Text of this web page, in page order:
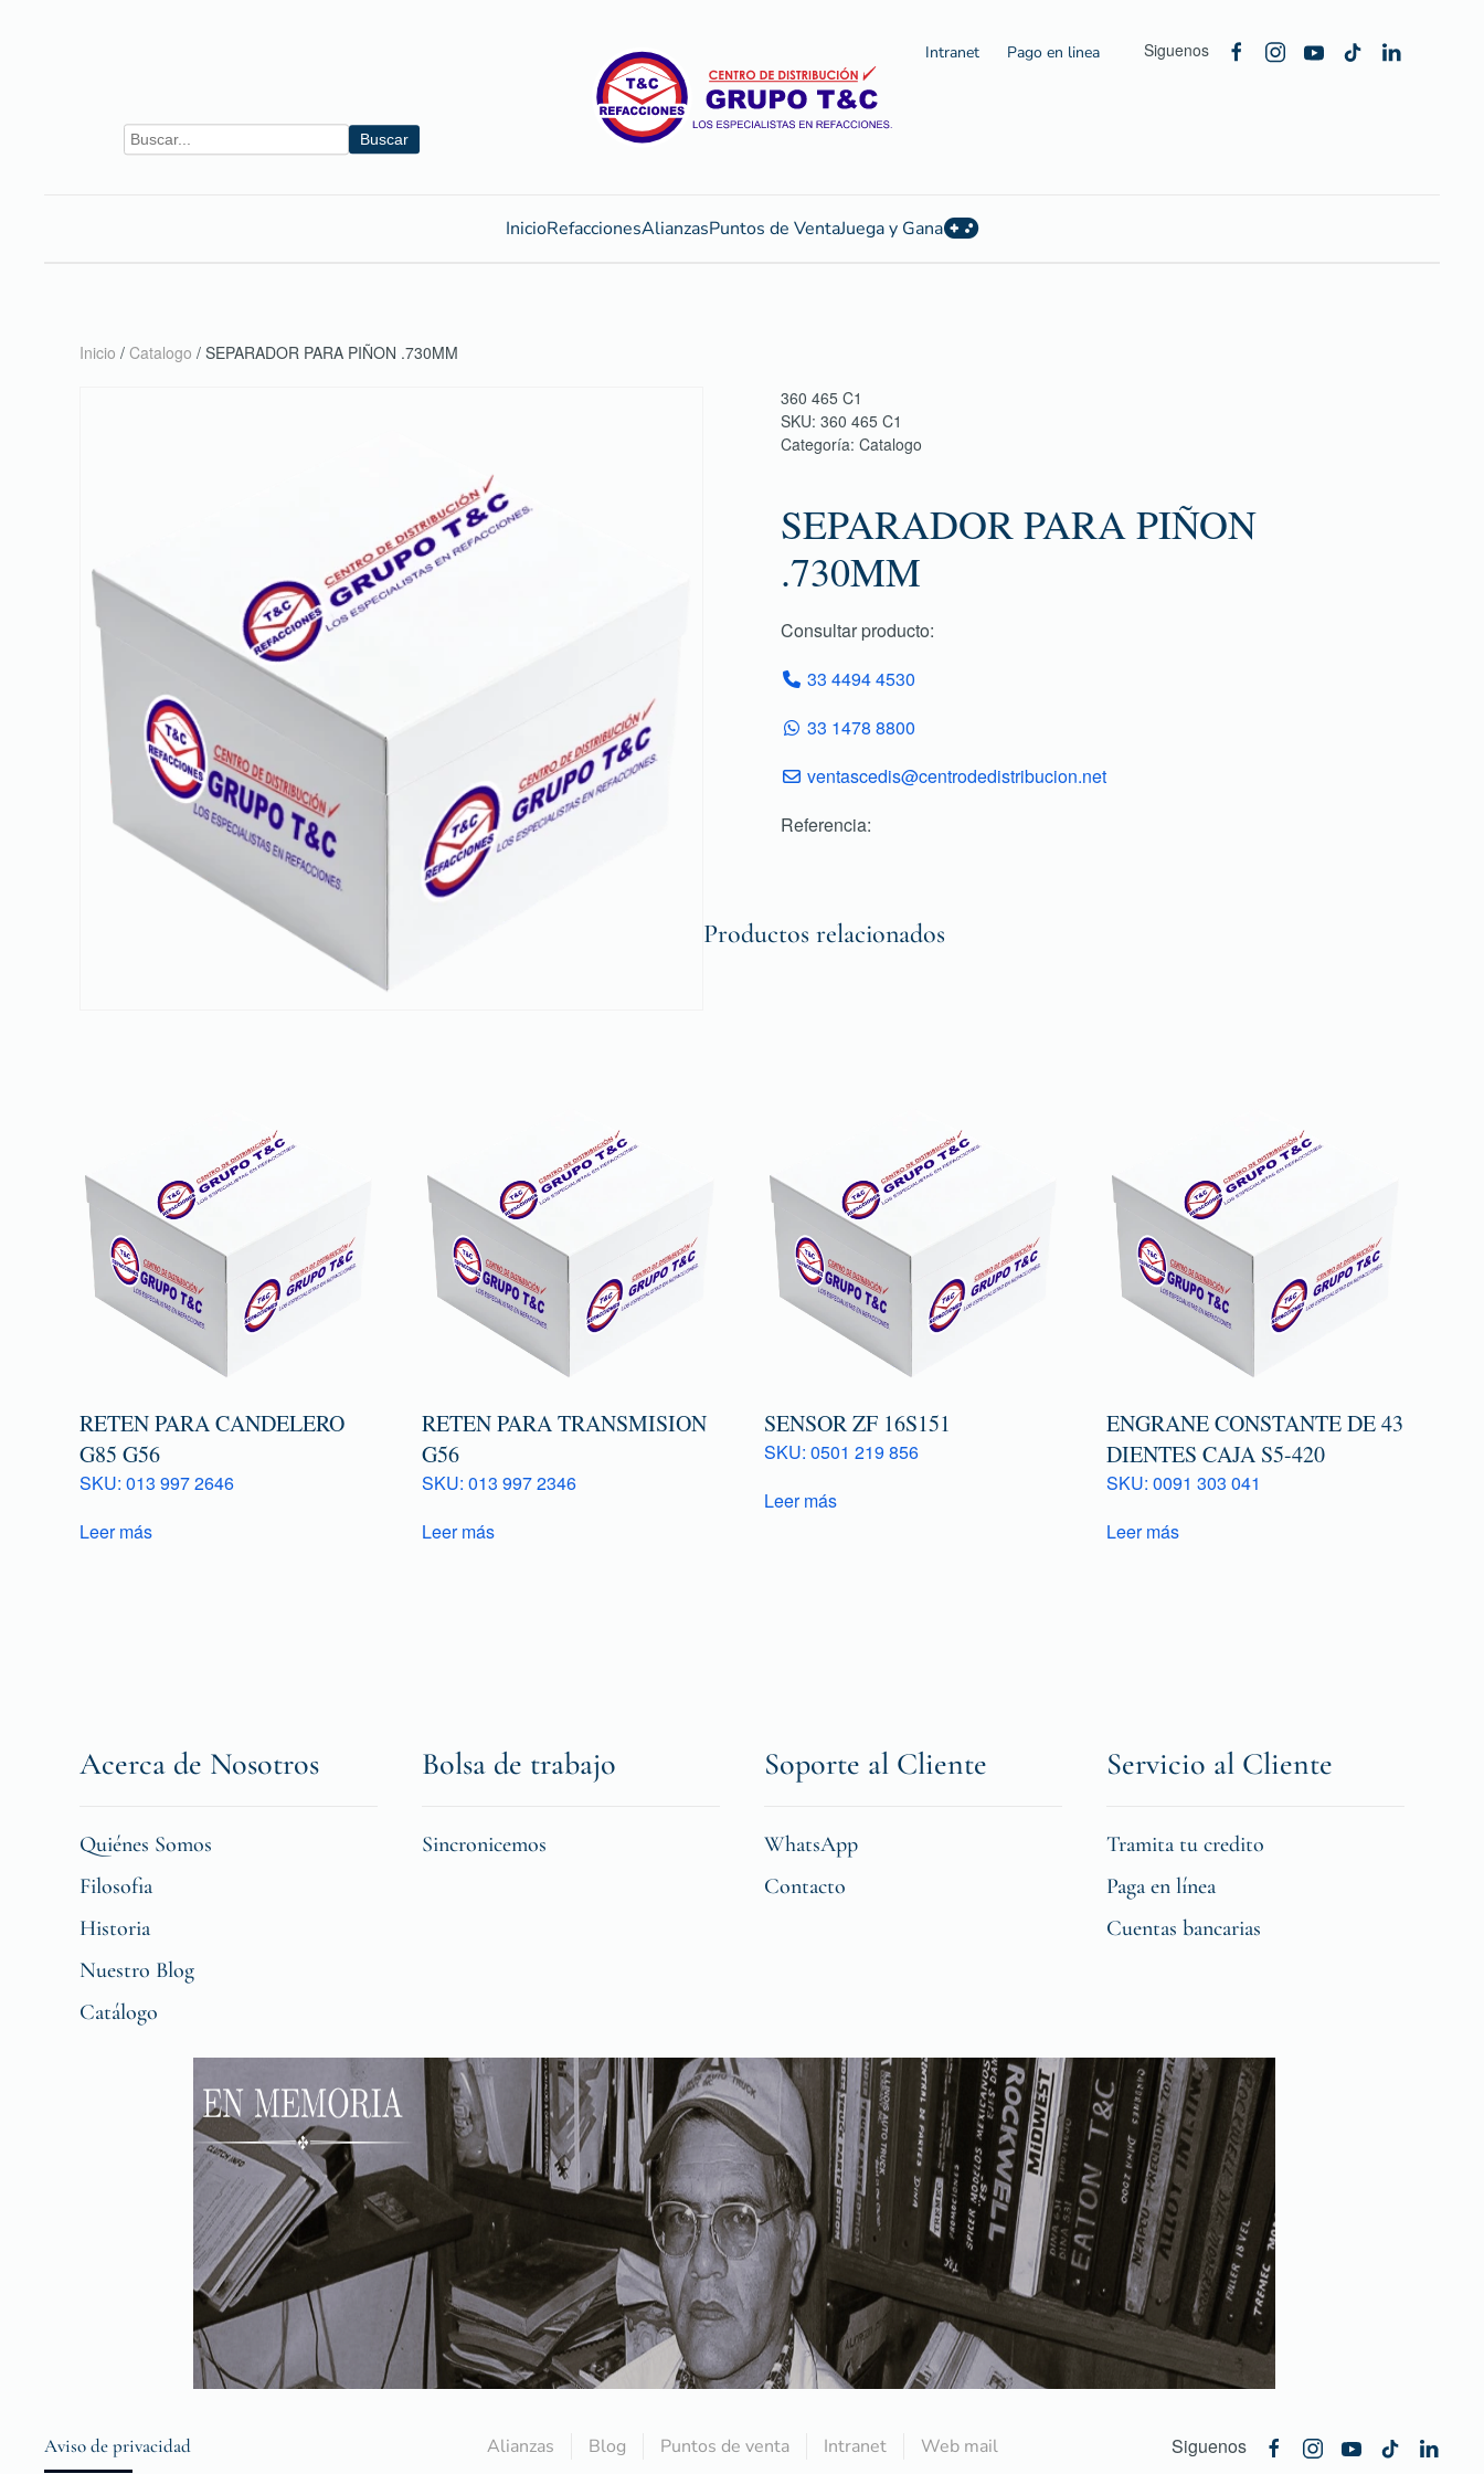
Buscar
Intranet Pago en linea Siguenos
InicioRefaccionesAlianzasPuntos de VentaJuega y Gana
Inicio / Catalogo / SEPARADOR PARA PIÑON .730MM
360 465 C1
SKU: 360 465 C1
Categoría: Catalogo
SEPARADOR PARA PIÑON
.730MM
Consultar producto:
33 4494 4530
33 1478 8800
ventascedis@centrodedistribucion.net
Referencia:
Productos relacionados
RETEN PARA CANDELERO
G85 G56
SKU: 013 997 2646
Leer más
RETEN PARA TRANSMISION
G56
SKU: 013 997 2346
Leer más
SENSOR ZF 16S151
SKU: 0501 219 856
Leer más
ENGRANE CONSTANTE DE 43
DIENTES CAJA S5-420
SKU: 0091 303 041
Leer más
Acerca de Nosotros
Quiénes Somos
Filosofia
Historia
Nuestro Blog
Catálogo
Bolsa de trabajo
Sincronicemos
Soporte al Cliente
WhatsApp
Contacto
Servicio al Cliente
Tramita tu credito
Paga en línea
Cuentas bancarias
Aviso de privacidad Alianzas Blog Puntos de venta Intranet Web mail Siguenos